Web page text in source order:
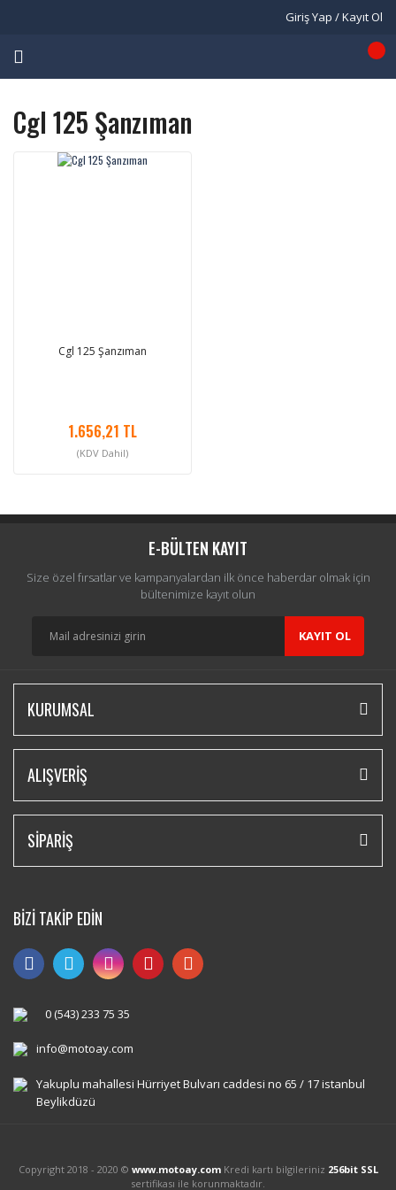
Giriş Yap / Kayıt Ol
Cgl 125 Şanzıman
Cgl 125 Şanzıman
1.656,21 TL
(KDV Dahil)
E-BÜLTEN KAYIT
Size özel fırsatlar ve kampanyalardan ilk önce haberdar olmak için
bültenimize kayıt olun
KAYIT OL
KURUMSAL
ALIŞVERİŞ
SİPARİŞ
BİZİ TAKİP EDİN
0 (543) 233 75 35
info@motoay.com
Yakuplu mahallesi Hürriyet Bulvarı caddesi no 65 / 17 istanbul
Beylikdüzü
Copyright 2018 - 2020 © www.motoay.comKredi kartı bilgileriniz 256bit SSL
sertifikası ile korunmaktadır.